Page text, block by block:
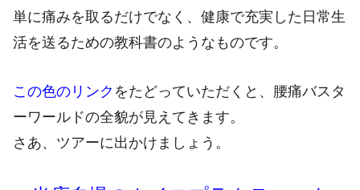
単に痛みを取るだけでなく、健康で充実した日常生
活を送るための教科書のようなものです。
この色のリンク をたどっていただくと、腰痛バスタ
ーワールドの全貌が見えてきます。
さあ、ツアーに出かけましょう。